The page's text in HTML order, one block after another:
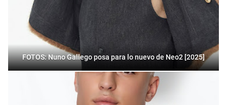
FOTOS: Nuno Gallego posa para lo nuevo de Neo2 [2025]